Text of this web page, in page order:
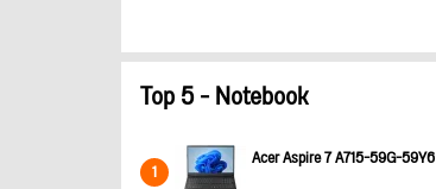
Top 5 - Notebook
1 Acer Aspire 7 A715-59G-59Y6